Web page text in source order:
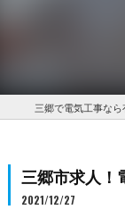
三郷市求人！
2021/12/27